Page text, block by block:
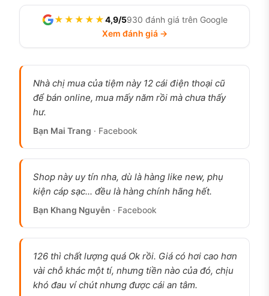
iPhone 14 Pro Max cũ Tím Deep Purple 256GB
iPhone 14 Pro Max cũ có đáng mua
không?
Đáng mua nếu bạn cần một chiếc máy cao cấp
với màn hình lớn, camera tốt, pin đủ dùng cả ngày
mà không muốn chi tiền cho đời mới nhất. Chip
A16 Bionic vẫn xử lý mượt mọi tác vụ hàng ngày
năm 2026, lướt web, mạng xã hội, gọi video, chơi
game tầm trung. Cộng đồng người dùng quốc tế
ghi nhận máy sau 2-3 năm sử dụng vẫn nhanh,
chụp ảnh xuất sắc, tình trạng pin còn 86-90% nếu
dùng bình thường.
Không nên mua nếu bạn cần cổng USB-C để chia
★★★★★4,9/5930 đánh giá trên Google
Xem đánh giá →
Nhà chị mua của tiệm này 12 cái điện thoại cũ
để bán online, mua mấy năm rồi mà chưa thấy
hư.
Bạn Mai Trang · Facebook
Shop này uy tín nha, dù là hàng like new, phụ
kiện cáp sạc... đều là hàng chính hãng hết.
Bạn Khang Nguyễn · Facebook
126 thì chất lượng quá Ok rồi. Giá có hơi cao hơn
vài chỗ khác một tí, nhưng tiền nào của đó, chịu
khó đau ví chút nhưng được cái an tâm.